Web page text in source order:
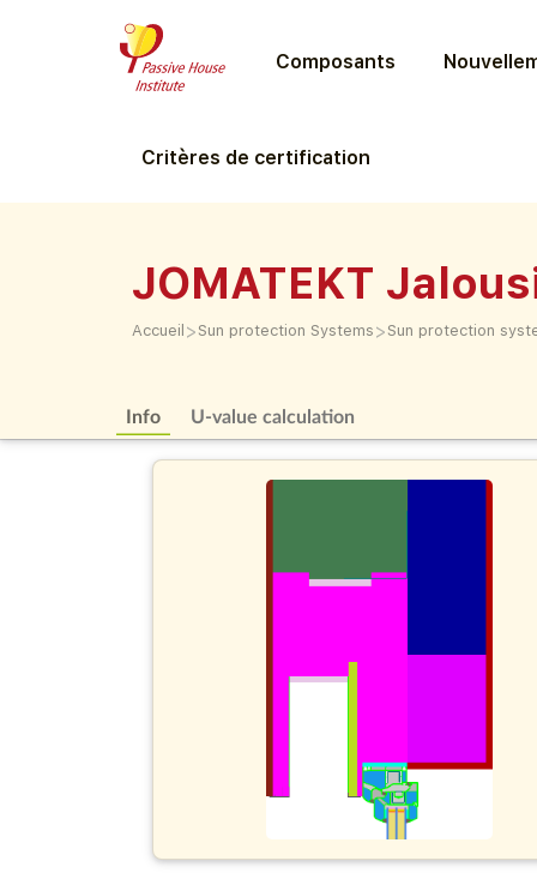
Composants
Critères de certification
JOMATEKT
Accueil > Sun protection Systems > Sun protection
Info U-value calculation